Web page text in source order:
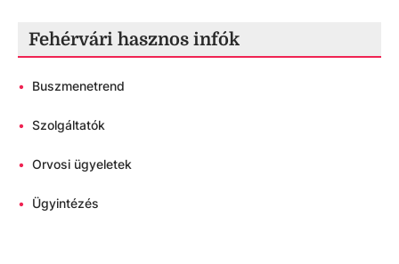
Fehérvári hasznos infók
• Buszmenetrend
• Szolgáltatók
• Orvosi ügyeletek
• Ügyintézés